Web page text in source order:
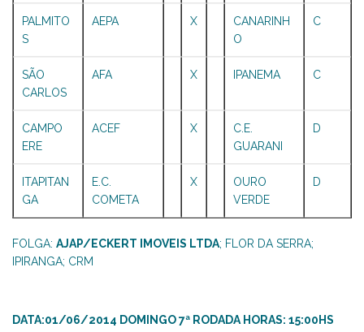
PALMITO
S
AEPA X
CANARINH
O
C
SÃO
CARLOS
AFA X IPANEMA C
CAMPO
ERE
ACEF X
C.E.
GUARANI
D
ITAPITAN
GA
E.C.
COMETA
X
OURO
VERDE
D
FOLGA: AJAP/ECKERT IMOVEIS LTDA; FLOR DA SERRA;
IPIRANGA; CRM
DATA:01/06/2014 DOMINGO 7ª RODADA HORAS: 15:00HS